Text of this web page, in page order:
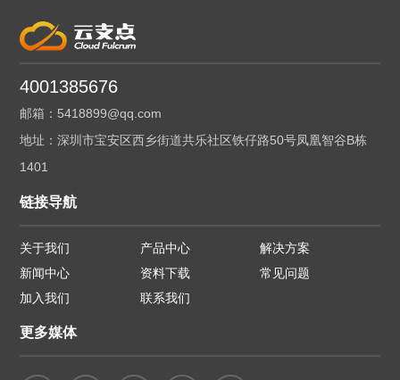
4001385676
邮箱：5418899@qq.com
地址：深圳市宝安区西乡街道共乐社区铁仔路50号凤凰智谷B栋
1401
链接导航
关于我们 产品中心
解决方案
新闻中心
资料下载
常见问题
加入我们
联系我们
更多媒体